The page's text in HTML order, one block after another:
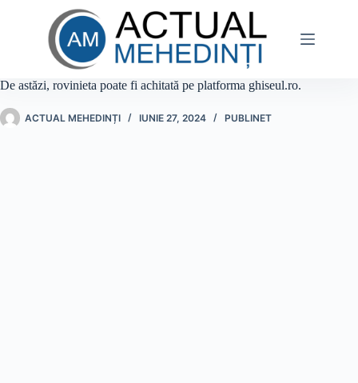
De astăzi, rovinieta poate fi achitată pe platforma ghiseul.ro.
ACTUAL MEHEDINȚI IUNIE 27, 2024 PUBLINET